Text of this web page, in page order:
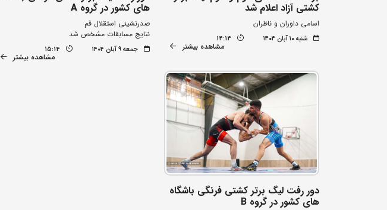
کشتی آزاد اعلام شد
اسامی داوران و ناظران
شنبه ۱۰ آبان ۱۴۰۴ 14:14
مشاهده بیشتر
های کشور در گروه A
صدرنشینی استقلال قم
نتایج مسابقات مشخص شد
جمعه ۹ آبان ۱۴۰۴ 15:14
مشاهده بیشتر
دور رفت لیگ برتر کشتی فرنگی باشگاه
های کشور در گروه B